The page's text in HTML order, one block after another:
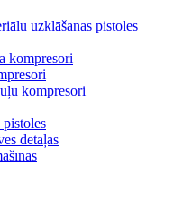
uzklāšanas pistoles
kompresori
kompresori
pistoles
detaļas